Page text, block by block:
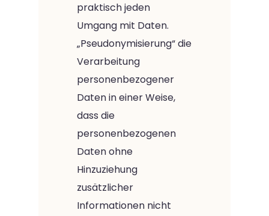
praktisch jeden
Umgang mit Daten.
„Pseudonymisierung“ die
Verarbeitung
personenbezogener
Daten in einer Weise,
dass die
personenbezogenen
Daten ohne
Hinzuziehung
zusätzlicher
Informationen nicht